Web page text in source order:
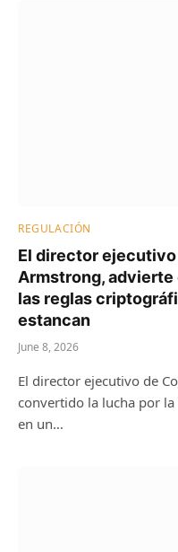
REGULACIÓN
El director ejecutivo
Armstrong, advierte
las reglas
estancan
June 8, 2026
El director ejecutivo de
convertido la lucha por
en un…